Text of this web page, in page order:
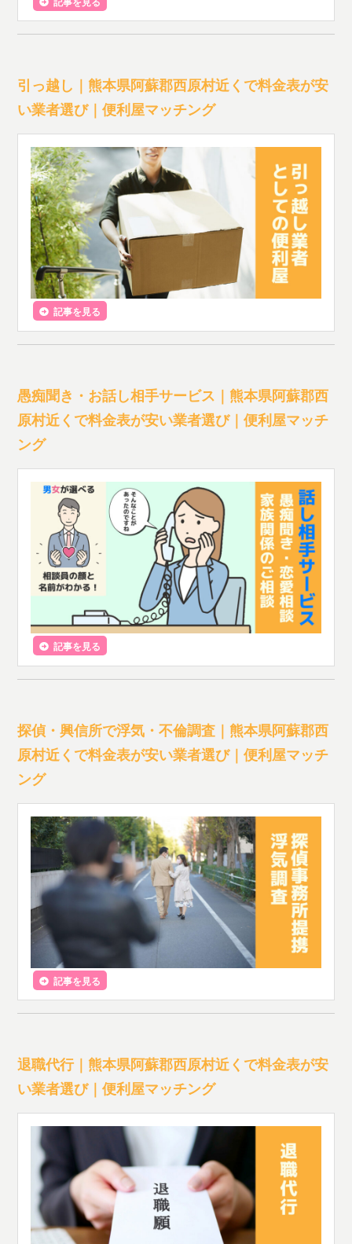
引っ越し｜熊本県阿蘇郡西原村近くで料金表が安
い業者選び｜便利屋マッチング
記事を見る
愚痴聞き・お話し相手サービス｜熊本県阿蘇郡西
原村近くで料金表が安い業者選び｜便利屋マッチ
ング
記事を見る
探偵・興信所で浮気・不倫調査｜熊本県阿蘇郡西
原村近くで料金表が安い業者選び｜便利屋マッチ
ング
記事を見る
退職代行｜熊本県阿蘇郡西原村近くで料金表が安
い業者選び｜便利屋マッチング